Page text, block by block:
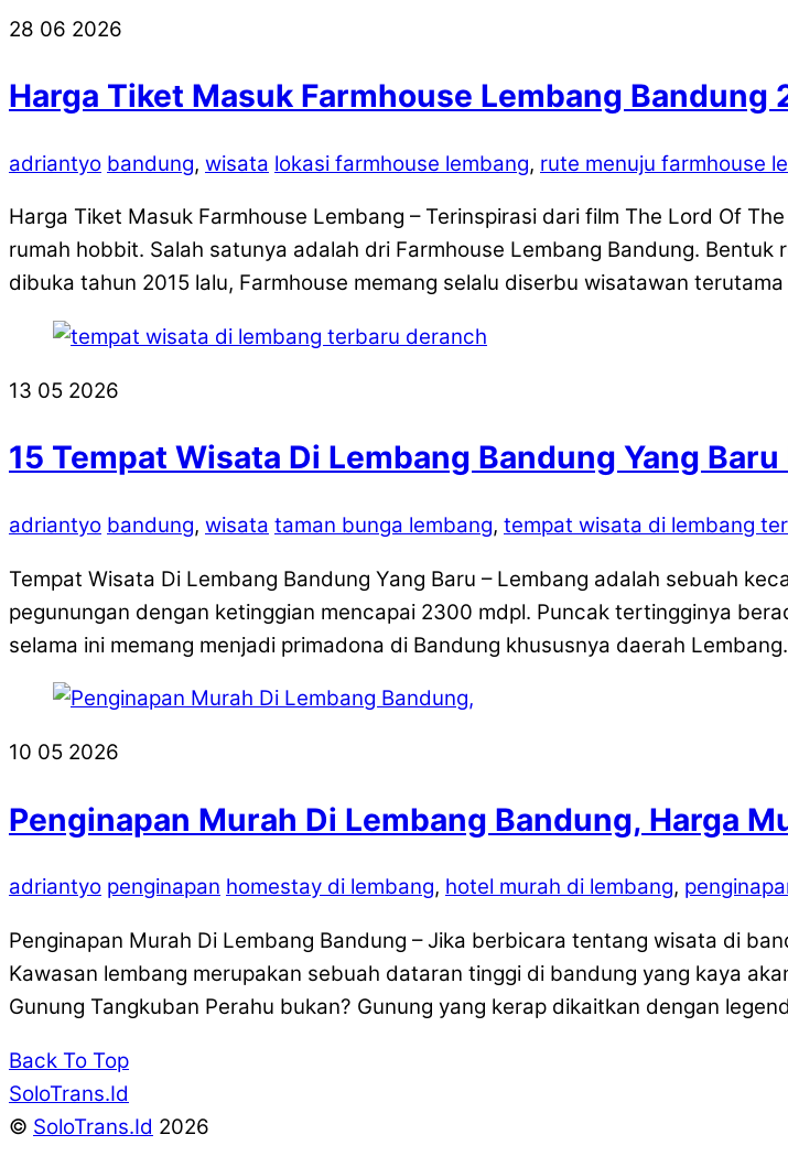
28 06 2026
Harga Tiket Masuk Farmhouse Lembang Bandung
adriantyo bandung, wisata lokasi farmhouse lembang, rute menuju farmhouse
Harga Tiket Masuk Farmhouse Lembang – Terinspirasi dari film The Lord Of
rumah hobbit. Salah satunya adalah dri Farmhouse Lembang Bandung.
dibuka tahun 2015 lalu, Farmhouse memang selalu diserbu wisatawan
13 05 2026
15 Tempat Wisata Di Lembang Bandung Yang
adriantyo bandung, wisata taman bunga lembang, tempat wisata di lembang
Tempat Wisata Di Lembang Bandung Yang Baru – Lembang adalah sebuah
pegunungan dengan ketinggian mencapai 2300 mdpl. Puncak tertingginya
selama ini memang menjadi primadona di Bandung khususnya daerah
10 05 2026
Penginapan Murah Di Lembang Bandung, Harga
adriantyo penginapan homestay di lembang, hotel murah di lembang,
Penginapan Murah Di Lembang Bandung – Jika berbicara tentang wisata di
Kawasan lembang merupakan sebuah dataran tinggi di bandung yang kaya
Gunung Tangkuban Perahu bukan? Gunung yang kerap dikaitkan dengan
Back To Top
SoloTrans.Id
© SoloTrans.Id 2026